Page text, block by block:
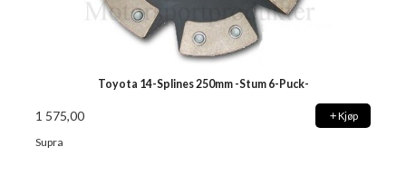
Toyota 14-Splines 250mm -Stum 6-Puck-
1 575,00 Kjøp
Supra